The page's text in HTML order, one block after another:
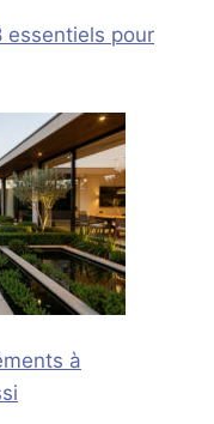
essentiels pour
à